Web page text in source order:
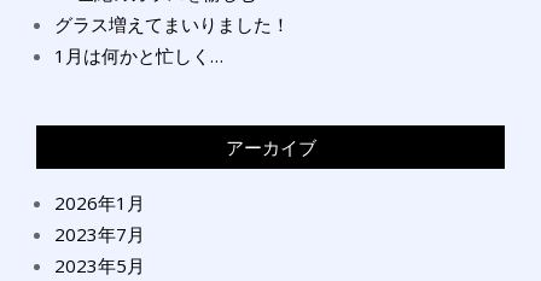
グラス増えてまいりました！
1月は何かと忙しく…
アーカイブ
2026年1月
2023年7月
2023年5月